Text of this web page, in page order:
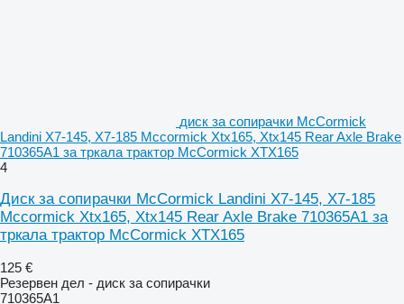
диск за сопирачки McCormick
Landini X7-145, X7-185 Mccormick Xtx165, Xtx145 Rear Axle Brake
710365A1 за тркала трактор McCormick XTX165
4
Диск за сопирачки McCormick Landini X7-145, X7-185
Mccormick Xtx165, Xtx145 Rear Axle Brake 710365A1 за
тркала трактор McCormick XTX165
125 €
Резервен дел - диск за сопирачки
710365A1